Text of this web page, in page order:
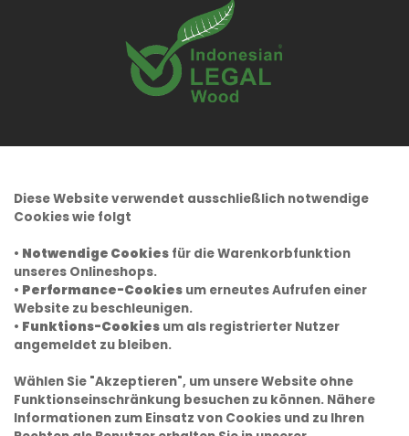
Diese Website verwendet ausschließlich notwendige
Cookies wie folgt
• Notwendige Cookies für die Warenkorbfunktion
unseres Onlineshops.
• Performance-Cookies um erneutes Aufrufen einer
Website zu beschleunigen.
• Funktions-Cookies um als registrierter Nutzer
angemeldet zu bleiben.
Wählen Sie "Akzeptieren", um unsere Website ohne
Funktionseinschränkung besuchen zu können. Nähere
Informationen zum Einsatz von Cookies und zu Ihren